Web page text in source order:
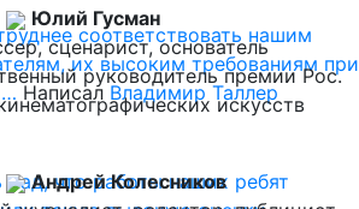
соответствовать нашим
их высоким требованиям при
Написал Владимир Таллер
рад, что работы наших ребят
Юлий Гусман
сценарист, основатель
руководитель премии Рос.
искусств
Андрей Колесников